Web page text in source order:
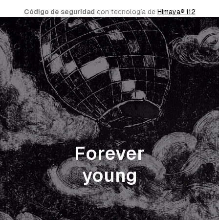
Código de seguridad con tecnología de Himaya® i12
Forever
young